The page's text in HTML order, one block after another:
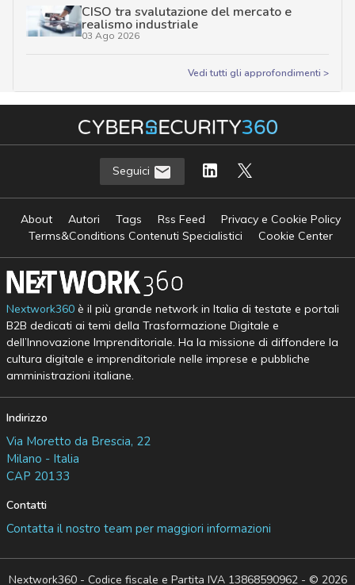
CISO tra svalutazione del mercato e
realismo industriale
03 Ago 2026
Vedi tutti gli approfondimenti >
Seguici
About Autori Tags Rss Feed
Privacy e Cookie Policy
Terms&Conditions Contenuti Specialistici
Cookie Center
Nextwork360è il più grande network in Italia di testate e portali
B2B dedicati ai temi della Trasformazione Digitale e
dell’Innovazione Imprenditoriale. Ha la missione di diffondere la
cultura digitale e imprenditoriale nelle imprese e pubbliche
amministrazioni italiane.
Indirizzo
Via Moretto da Brescia, 22
Milano - Italia
CAP 20133
Contatti
Contatta il nostro team per maggiori informazioni
Nextwork360 - Codice fiscale e Partita IVA 13868590962 - © 2026